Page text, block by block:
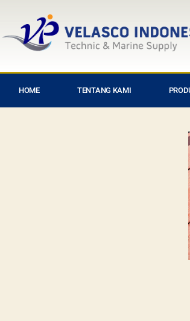
HOME TENTANG KAMI